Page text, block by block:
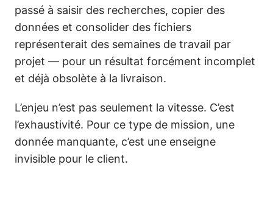
passé à saisir des recherches, copier des
données et consolider des fichiers
représenterait des semaines de travail par
projet — pour un résultat forcément incomplet
et déjà obsolète à la livraison.
L’enjeu n’est pas seulement la vitesse. C’est
l’exhaustivité. Pour ce type de mission, une
donnée manquante, c’est une enseigne
invisible pour le client.